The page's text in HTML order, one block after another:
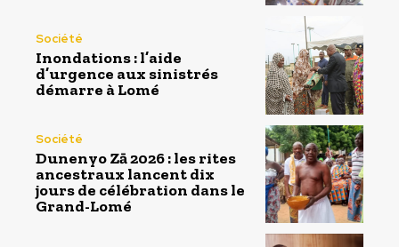
Société
Inondations : l’aide
d’urgence aux sinistrés
démarre à Lomé
Société
Dunenyo Zā 2026 : les rites
ancestraux lancent dix
jours de célébration dans le
Grand-Lomé